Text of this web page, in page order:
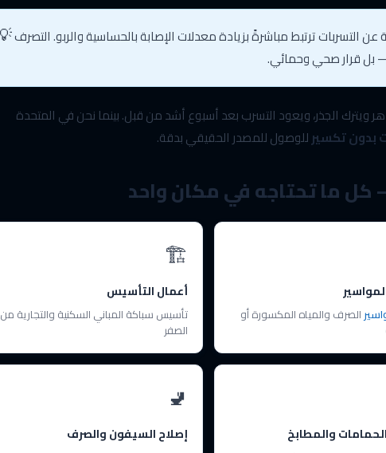
عن التسربات ترتبط مباشرةً بزيادة معدلات الإصابة بالحساسية والربو. التصرف
بل قرار صحي وحمائي.
ويترك الجذر، ويعود التسرب بعد أسبوع أشد من قبل. بينما نحن في المتحدة
بدون تكسيرللوصول للمصدر الحقيقي بدقة.
كل ما تحتاجه في مكان واحد
الصرف والمياه المكسورة أو
🏗️
أعمال التأسيس
تأسيس سباكة المباني السكنية والتجارية من
الصفر
والمطابخ
🚽
إصلاح السيفون والصرف